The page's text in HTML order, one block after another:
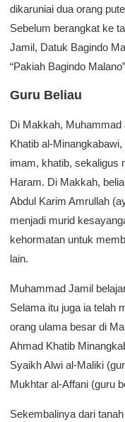
dikaruniai dua orang
Sebelum berangkat ke
Jamil, Datuk Bagindo
“Pakiah Bagindo
Guru Beliau
Di Makkah,
Khatib al-
imam, khatib, sekaligus
Haram. Di Makkah,
Abdul Karim Amrullah
menjadi murid
kehormatan untuk
lain.
Muhammad Jamil
Selama itu juga ia telah
orang ulama besar di
Ahmad Khatib
Syaikh Alwi al-Maliki
Mukhtar al-Affani (guru
Sekembalinya dari